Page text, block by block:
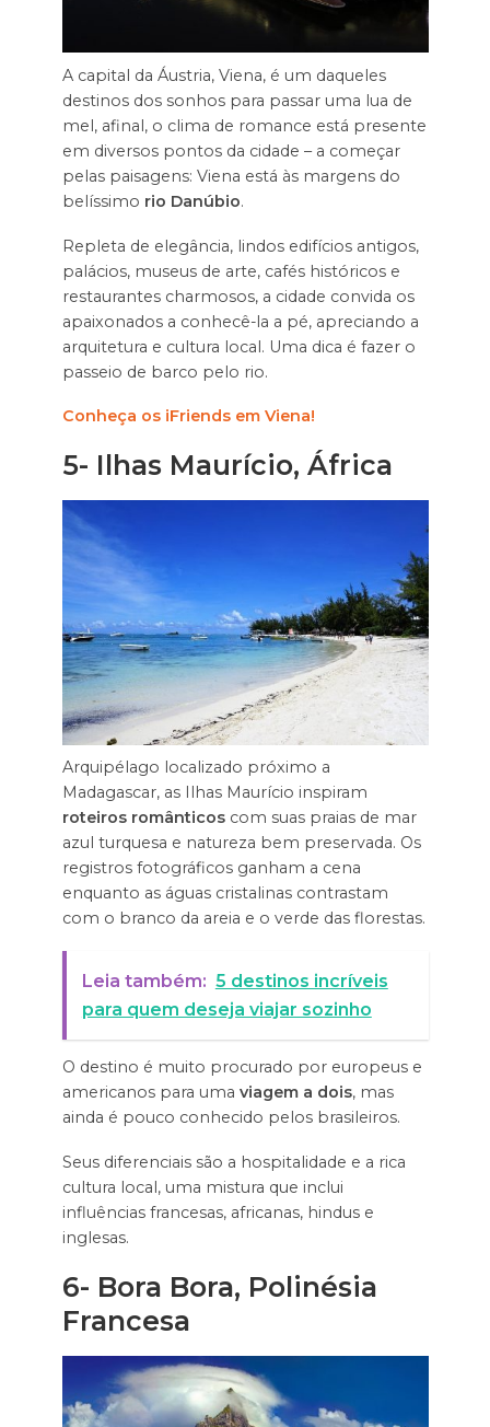
A capital da Áustria, Viena, é um daqueles
destinos dos sonhos para passar uma lua de
mel, afinal, o clima de romance está presente
em diversos pontos da cidade – a começar
pelas paisagens: Viena está às margens do
belíssimo rio Danúbio.
Repleta de elegância, lindos edifícios antigos,
palácios, museus de arte, cafés históricos e
restaurantes charmosos, a cidade convida os
apaixonados a conhecê-la a pé, apreciando a
arquitetura e cultura local. Uma dica é fazer o
passeio de barco pelo rio.
Conheça os iFriends em Viena!
5- Ilhas Maurício, África
Arquipélago localizado próximo a
Madagascar, as Ilhas Maurício inspiram
roteiros românticoscom suas praias de mar
azul turquesa e natureza bem preservada. Os
registros fotográficos ganham a cena
enquanto as águas cristalinas contrastam
com o branco da areia e o verde das florestas.
Leia também: 5 destinos incríveis
para quem deseja viajar sozinho
O destino é muito procurado por europeus e
americanos para uma viagem a dois, mas
ainda é pouco conhecido pelos brasileiros.
Seus diferenciais são a hospitalidade e a rica
cultura local, uma mistura que inclui
influências francesas, africanas, hindus e
inglesas.
6- Bora Bora, Polinésia
Francesa